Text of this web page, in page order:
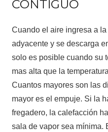
CONTIGUO
Cuando el aire ingresa a
adyacente y se descarga
solo es posible cuando su
mas alta que la
Cuantos mayores son las
mayor es el empuje. Si la
fregadero, la calefacción
sala de vapor sea mínima.